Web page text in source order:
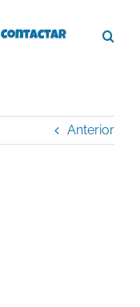
Contactar
Anterior